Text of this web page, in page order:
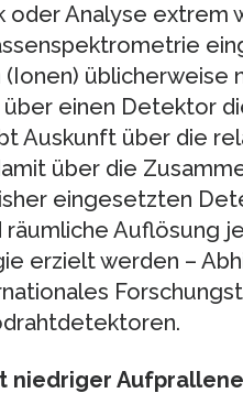
Analyse extrem
üblicherweise
einen Detektor
Auskunft über die
über die
eingesetzten
Auflösung
erzielt werden –
niedriger